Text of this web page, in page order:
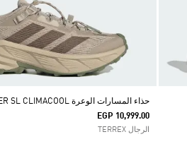
حذاء المسارات الوعرة TERREX FREEHIKER SL CLIMACOOL
EGP 10,999.00
الرجال TERREX